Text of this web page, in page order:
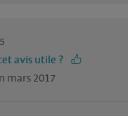
avis utile ?
mars 2017